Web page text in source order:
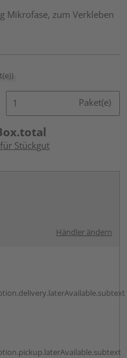
Mikrofase, zum Verkleben
Paket(e)
Stückgut
Händler ändern